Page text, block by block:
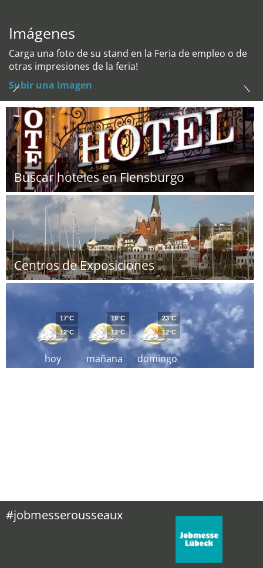
Imágenes
Carga una foto de su stand en la Feria de empleo o de
otras impresiones de la feria!
Subir una imagen
Buscar hoteles en Flensburgo
Centros de Exposiciones
hoy
17°C
12°C
mañana
19°C
12°C
domingo
23°C
12°C
#jobmesserousseaux